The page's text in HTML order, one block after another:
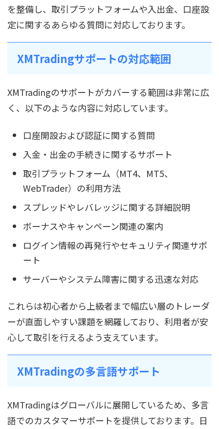
を整備し、取引プラットフォームや入出金、口座設
定に関するあらゆる質問に対応しております。
XMTradingサポートの対応範囲
XMTradingのサポートがカバーする範囲は非常に広
く、以下のような内容に対応しています。
口座開設および認証に関する質問
入金・出金の手続きに関するサポート
取引プラットフォーム（MT4、MT5、
WebTrader）の利用方法
スプレッドやレバレッジに関する詳細説明
ボーナスやキャンペーン関連の案内
ログイン情報の再発行やセキュリティ関連サポ
ート
サーバーやシステム障害に関する迅速な対応
これらは初心者から上級者まで幅広い層のトレーダ
ーが直面しやすい課題を網羅しており、利用者が安
心して取引を行えるよう支えています。
XMTradingの多言語サポート
XMTradingはグローバルに展開しているため、多言
語でのカスタマーサポートを提供しております。日